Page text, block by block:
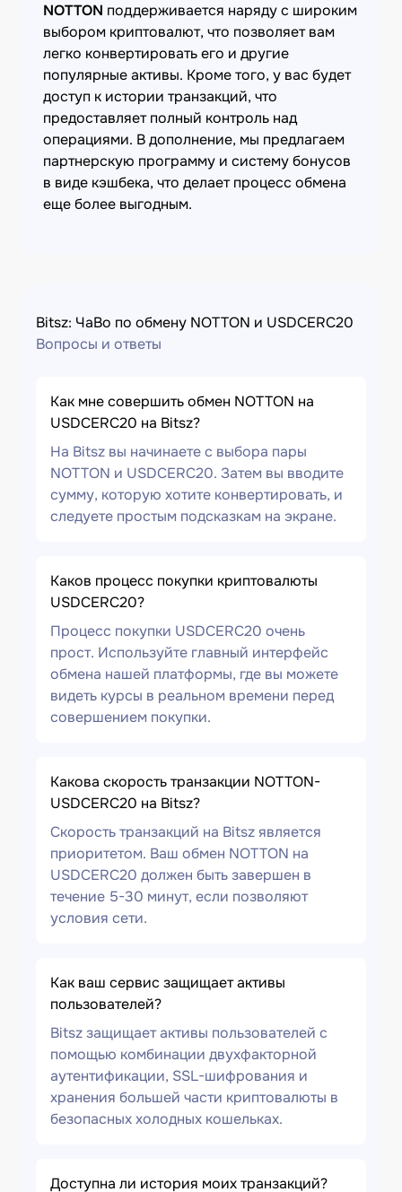
NOTTON поддерживается наряду с широким
выбором криптовалют, что позволяет вам
легко конвертировать его и другие
популярные активы. Кроме того, у вас будет
доступ к истории транзакций, что
предоставляет полный контроль над
операциями. В дополнение, мы предлагаем
партнерскую программу и систему бонусов
в виде кэшбека, что делает процесс обмена
еще более выгодным.
Bitsz: ЧаВо по обмену NOTTON и USDCERC20
Вопросы и ответы
Как мне совершить обмен NOTTON на
USDCERC20 на Bitsz?
На Bitsz вы начинаете с выбора пары
NOTTON и USDCERC20. Затем вы вводите
сумму, которую хотите конвертировать, и
следуете простым подсказкам на экране.
Каков процесс покупки криптовалюты
USDCERC20?
Процесс покупки USDCERC20 очень
прост. Используйте главный интерфейс
обмена нашей платформы, где вы можете
видеть курсы в реальном времени перед
совершением покупки.
Какова скорость транзакции NOTTON-
USDCERC20 на Bitsz?
Скорость транзакций на Bitsz является
приоритетом. Ваш обмен NOTTON на
USDCERC20 должен быть завершен в
течение 5-30 минут, если позволяют
условия сети.
Как ваш сервис защищает активы
пользователей?
Bitsz защищает активы пользователей с
помощью комбинации двухфакторной
аутентификации, SSL-шифрования и
хранения большей части криптовалюты в
безопасных холодных кошельках.
Доступна ли история моих транзакций?